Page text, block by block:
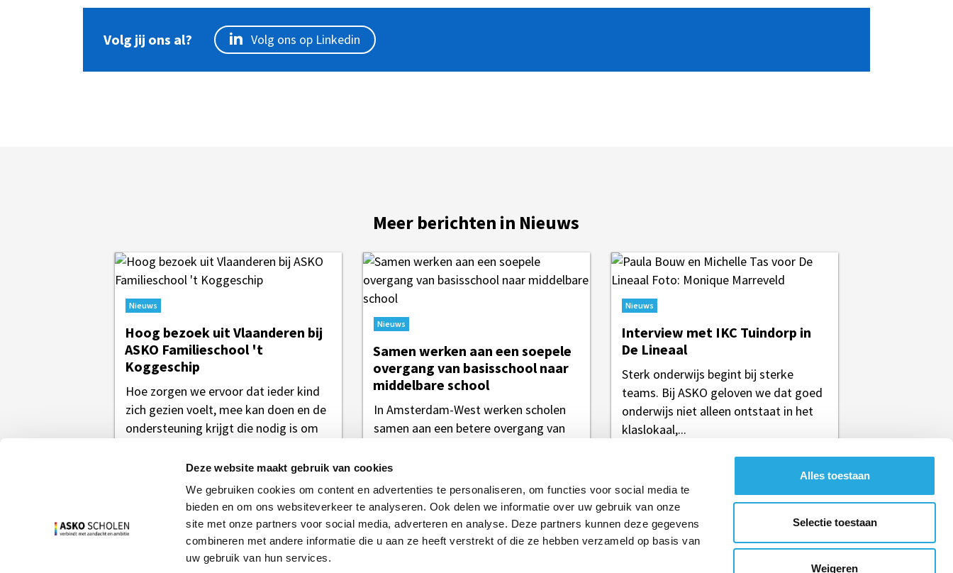
Deze website maakt gebruik van cookies
We gebruiken cookies om content en advertenties te personaliseren, om functies voor social media te
bieden en om ons websiteverkeer te analyseren. Ook delen we informatie over uw gebruik van onze
site met onze partners voor social media, adverteren en analyse. Deze partners kunnen deze gegevens
combineren met andere informatie die u aan ze heeft verstrekt of die ze hebben verzameld op basis van
uw gebruik van hun services.
Alles toestaan
Selectie toestaan
Weigeren
Volg jij ons al? Volg ons op Linkedin
Meer berichten in Nieuws
Nieuws
Hoog bezoek uit Vlaanderen bij
ASKO Familieschool 't
Koggeschip
Hoe zorgen we ervoor dat ieder kind
zich gezien voelt, mee kan doen en de
ondersteuning krijgt die nodig is om
Nieuws
Samen werken aan een soepele
overgang van basisschool naar
middelbare school
In Amsterdam-West werken scholen
samen aan een betere overgang van
school. In het eerste...
Nieuws
Interview met IKC Tuindorp in
De Lineaal
Sterk onderwijs begint bij sterke
teams. Bij ASKO geloven we dat goed
onderwijs niet alleen ontstaat in het
klaslokaal,...